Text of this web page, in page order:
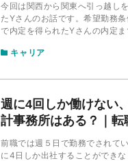
今回は関西から関東へ引っ越し
たYさんのお話です。希望勤務
で内定を得られたYさんの内定ま
キャリア
週に4回しか働けない
計事務所はある？｜転
前職では週５日で勤務でされて
に4日しか出社することができ